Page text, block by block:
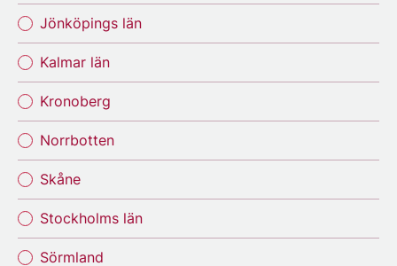
Jönköpings län
Kalmar län
Kronoberg
Norrbotten
Skåne
Stockholms län
Sörmland